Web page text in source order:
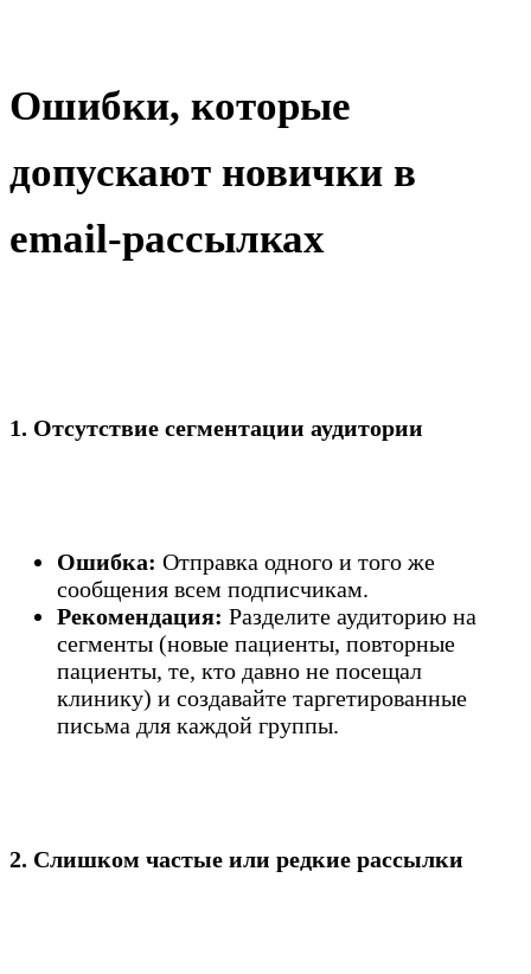
Ошибки, которые
допускают новички в
email-рассылках
1. Отсутствие сегментации аудитории
Ошибка: Отправка одного и того же
сообщения всем подписчикам.
Рекомендация: Разделите аудиторию на
сегменты (новые пациенты, повторные
пациенты, те, кто давно не посещал
клинику) и создавайте таргетированные
письма для каждой группы.
2. Слишком частые или редкие рассылки